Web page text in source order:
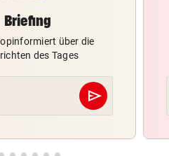
Briefing
über die
des Tages
send
Abschicken